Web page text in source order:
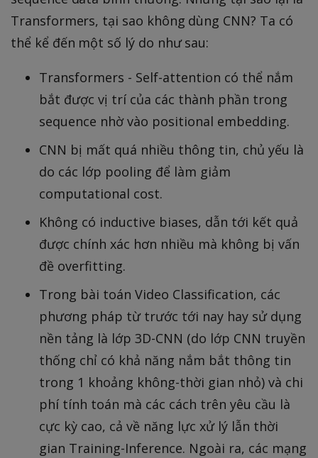
Transformers, tại sao không dùng CNN? Ta có
thể kể đến một số lý do như sau:
Transformers - Self-attention có thể nắm
bắt được vị trí của các thành phần trong
sequence nhờ vào positional embedding.
CNN bị mất quá nhiều thông tin, chủ yếu là
do các lớp pooling để làm giảm
computational cost.
Không có inductive biases, dẫn tới kết quả
được chính xác hơn nhiều mà không bị vấn
đề overfitting.
Trong bài toán Video Classification, các
phương pháp từ trước tới nay hay sử dụng
nền tảng là lớp 3D-CNN (do lớp CNN truyền
thống chỉ có khả năng nắm bắt thông tin
trong 1 khoảng không-thời gian nhỏ) và chi
phí tính toán mà các cách trên yêu cầu là
cực kỳ cao, cả về năng lực xử lý lẫn thời
gian Training-Inference. Ngoài ra, các mạng